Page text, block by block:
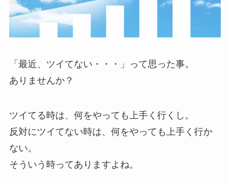
「最近、ツイてない・・・」って思った事。
ありませんか？
ツイてる時は、何をやっても上手く行くし。
反対にツイてない時は、何をやっても上手く行か
ない。
そういう時ってありますよね。